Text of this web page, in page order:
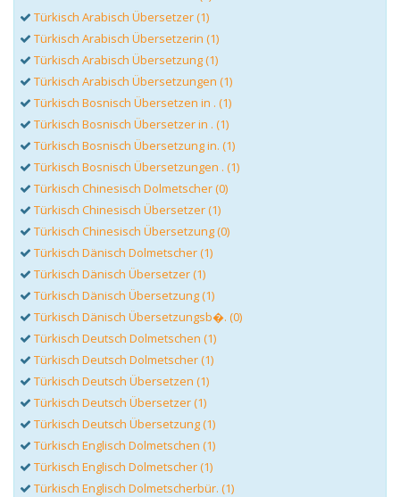
Türkisch Arabisch Übersetzer (1)
Türkisch Arabisch Übersetzerin (1)
Türkisch Arabisch Übersetzung (1)
Türkisch Arabisch Übersetzungen (1)
Türkisch Bosnisch Übersetzen in . (1)
Türkisch Bosnisch Übersetzer in . (1)
Türkisch Bosnisch Übersetzung in. (1)
Türkisch Bosnisch Übersetzungen . (1)
Türkisch Chinesisch Dolmetscher (0)
Türkisch Chinesisch Übersetzer (1)
Türkisch Chinesisch Übersetzung (0)
Türkisch Dänisch Dolmetscher (1)
Türkisch Dänisch Übersetzer (1)
Türkisch Dänisch Übersetzung (1)
Türkisch Dänisch Übersetzungsb�. (0)
Türkisch Deutsch Dolmetschen (1)
Türkisch Deutsch Dolmetscher (1)
Türkisch Deutsch Übersetzen (1)
Türkisch Deutsch Übersetzer (1)
Türkisch Deutsch Übersetzung (1)
Türkisch Englisch Dolmetschen (1)
Türkisch Englisch Dolmetscher (1)
Türkisch Englisch Dolmetscherbür. (1)